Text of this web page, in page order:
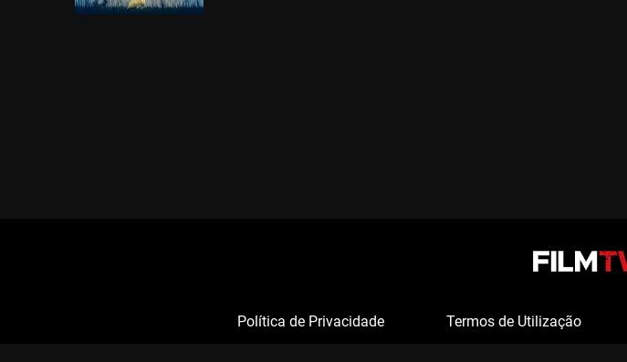
Política de Privacidade Termos de Utilização